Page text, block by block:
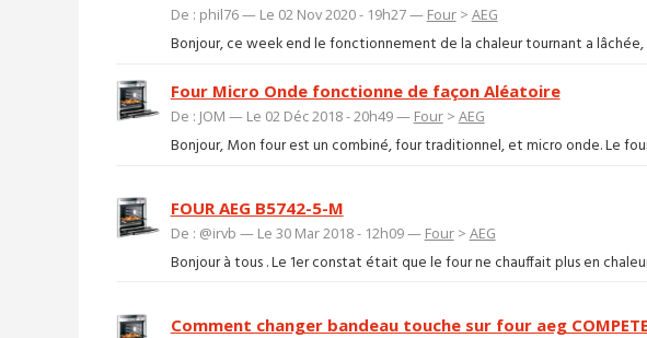
De : phil76 — Le 02 Nov 2020 - 19h27 — Four> AEG
Bonjour, ce week end le fonctionnement de la chaleur tournant a lâchée,
Four Micro Onde fonctionne de façon Aléatoire
De : JOM — Le 02 Déc 2018 - 20h49 — Four> AEG
Bonjour, Mon four est un combiné, four traditionnel, et micro onde. Le
FOUR AEG B5742-5-M
De : @irvb — Le 30 Mar 2018 - 12h09 — Four> AEG
Bonjour à tous . Le 1er constat était que le four ne chauffait plus en
Comment changer bandeau touche sur four aeg